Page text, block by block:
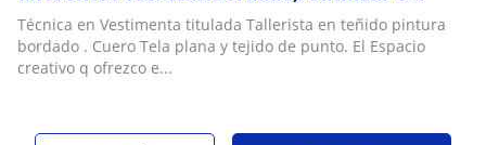
reformar, ecoprint,estampado botanica.etc
Técnica en Vestimenta titulada Tallerista en teñido pintura
bordado . Cuero Tela plana y tejido de punto. El Espacio
creativo q ofrezco e...